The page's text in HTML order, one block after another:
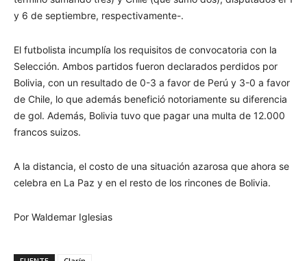
y 6 de septiembre, respectivamente-.
El futbolista incumplía los requisitos de convocatoria con la
Selección. Ambos partidos fueron declarados perdidos por
Bolivia, con un resultado de 0-3 a favor de Perú y 3-0 a favor
de Chile, lo que además benefició notoriamente su diferencia
de gol. Además, Bolivia tuvo que pagar una multa de 12.000
francos suizos.
A la distancia, el costo de una situación azarosa que ahora se
celebra en La Paz y en el resto de los rincones de Bolivia.
Por Waldemar Iglesias